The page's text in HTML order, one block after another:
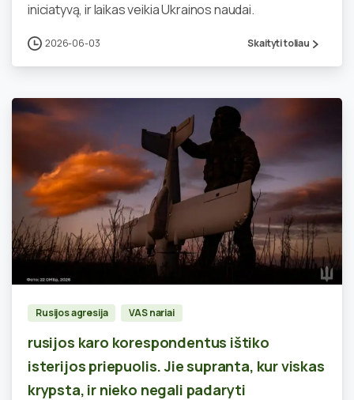
iniciatyvą, ir laikas veikia Ukrainos naudai.
2026-06-03 Skaityti toliau
0
Rusijos agresija VAS nariai
rusijos karo korespondentus ištiko
isterijos priepuolis. Jie supranta, kur viskas
krypsta, ir nieko negali padaryti